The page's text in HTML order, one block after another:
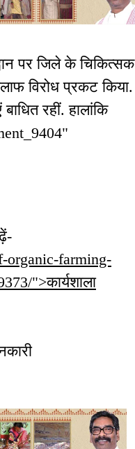
पर जिले के चिकित्सक
विरोध प्रकट किया.
रहीं. हालांकि
organic-farming-
">कार्यशाला